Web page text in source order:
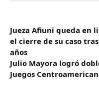
Jueza Afiuni queda en
el cierre de su caso
años
Julio Mayora logró
Juegos